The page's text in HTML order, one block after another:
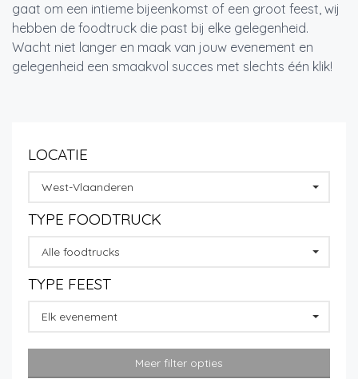
gaat om een intieme bijeenkomst of een groot feest, wij
hebben de foodtruck die past bij elke gelegenheid.
Wacht niet langer en maak van jouw evenement en
gelegenheid een smaakvol succes met slechts één klik!
LOCATIE
West-Vlaanderen
TYPE FOODTRUCK
Alle foodtrucks
TYPE FEEST
Elk evenement
Meer filter opties